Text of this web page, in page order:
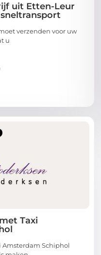
uit Etten-Leur
verzenden voor uw
u
Taxi
Amsterdam Schiphol